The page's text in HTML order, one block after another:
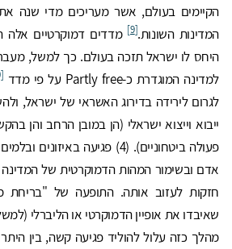
הקיימים בעולם, אשר מעריכים מדי שנה
המדינות השונות.[9]
מדדים דמוקרטיים
למדינה המוגדרת כ-Partly free על פי מדד Freedomhouse
לגרום לירידה בדירוג האשראי של ישראל,
ייבוא וייצוא ישראלי (הן במובן הרחב והן
פעולה ביטחוניים). (4) פגיעה
אדם ובשימור המהות הדמוקרטית של המדינה
חזקות לעזוב אותה. התופעה של "בריחת
שאיבדו את אופיין הדמוקרטי או הליברלי
מהלך כזה עלול להוליד פגיעה קשה, בין